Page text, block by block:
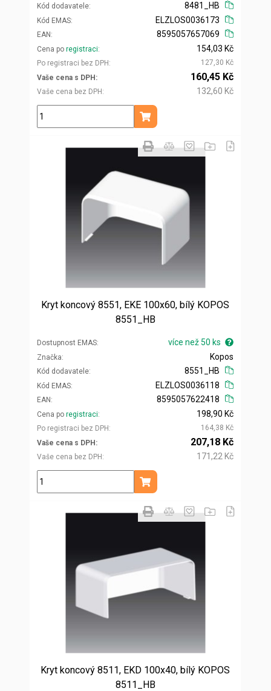
Kód dodavatele
8481_HB
Kód EMAS
EAN
ELZLOS0036173
8595057657069
Cena po registraci
Po registraci bez DPH
154,03 Kč
127,30 Kč
Vaše cena s DPH
Vaše cena bez DPH
160,45 Kč
132,60 Kč
ks
Přidat do košíku
Kryt koncový 8551, EKE 100x60, bílý KOPOS
8551_HB
Dostupnost EMAS více než 50 ks
Značka
Kód dodavatele
Kopos
8551_HB
Kód EMAS
EAN
ELZLOS0036118
8595057622418
Cena po registraci
Po registraci bez DPH
198,90 Kč
164,38 Kč
Vaše cena s DPH
Vaše cena bez DPH
207,18 Kč
171,22 Kč
ks
Přidat do košíku
Kryt koncový 8511, EKD 100x40, bílý KOPOS
8511_HB